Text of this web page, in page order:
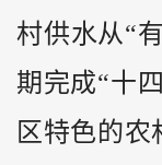
村供水从“
期完成“十
区特色的农